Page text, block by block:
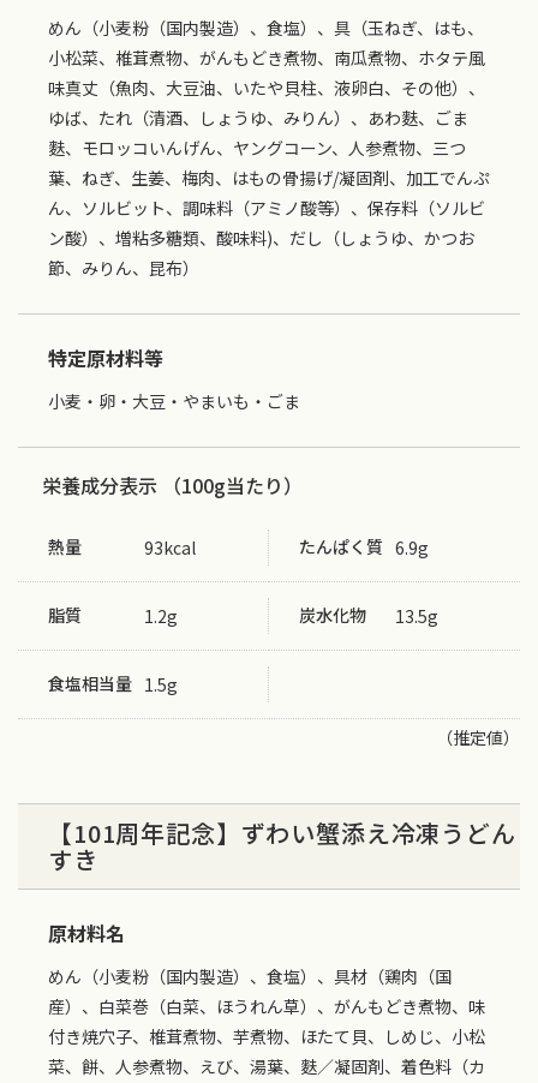
めん（小麦粉（国内製造）、食塩）、具（玉ねぎ、はも、
小松菜、椎茸煮物、がんもどき煮物、南瓜煮物、ホタテ風
味真丈（魚肉、大豆油、いたや貝柱、液卵白、その他）、
ゆば、たれ（清酒、しょうゆ、みりん）、あわ麩、ごま
麩、モロッコいんげん、ヤングコーン、人参煮物、三つ
葉、ねぎ、生姜、梅肉、はもの骨揚げ/凝固剤、加工でんぷ
ん、ソルビット、調味料（アミノ酸等）、保存料（ソルビ
ン酸）、増粘多糖類、酸味料)、だし（しょうゆ、かつお
節、みりん、昆布）
特定原材料等
小麦・卵・大豆・やまいも・ごま
栄養成分表示 （100g当たり）
熱量 93kcal たんぱく質 6.9g
脂質 1.2g 炭水化物 13.5g
食塩相当量 1.5g
（推定値）
【101周年記念】ずわい蟹添え冷凍うどん
すき
原材料名
めん（小麦粉（国内製造）、食塩）、具材（鶏肉（国
産）、白菜巻（白菜、ほうれん草）、がんもどき煮物、味
付き焼穴子、椎茸煮物、芋煮物、ほたて貝、しめじ、小松
菜、餅、人参煮物、えび、湯葉、麩／凝固剤、着色料（カ